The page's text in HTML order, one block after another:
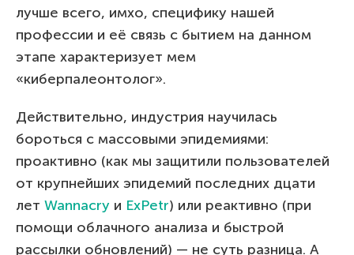
лучше всего, имхо, специфику нашей
профессии и её связь с бытием на данном
этапе характеризует мем
«киберпалеонтолог».
Действительно, индустрия научилась
бороться с массовыми эпидемиями:
проактивно (как мы защитили пользователей
от крупнейших эпидемий последних дцати
лет Wannacry и ExPetr) или реактивно (при
помощи облачного анализа и быстрой
рассылки обновлений) — не суть разница. А